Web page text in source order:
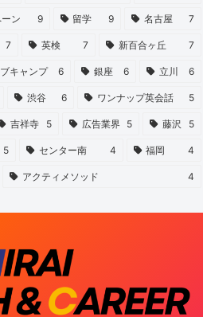
ン 9 留学 9 名古屋 7
7 英検 7 新百合ヶ丘 7
キャンプ 6 銀座 6 立川 6
渋谷 6 ワンナップ英会話 5
吉祥寺 5 広告業界 5 藤沢 5
5 センター南 4 福岡 4
アクティメソッド 4